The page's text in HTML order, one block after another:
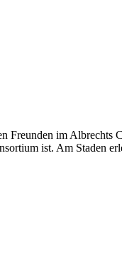
Freunden im
ist. Am Staden